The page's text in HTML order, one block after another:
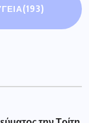
(193)